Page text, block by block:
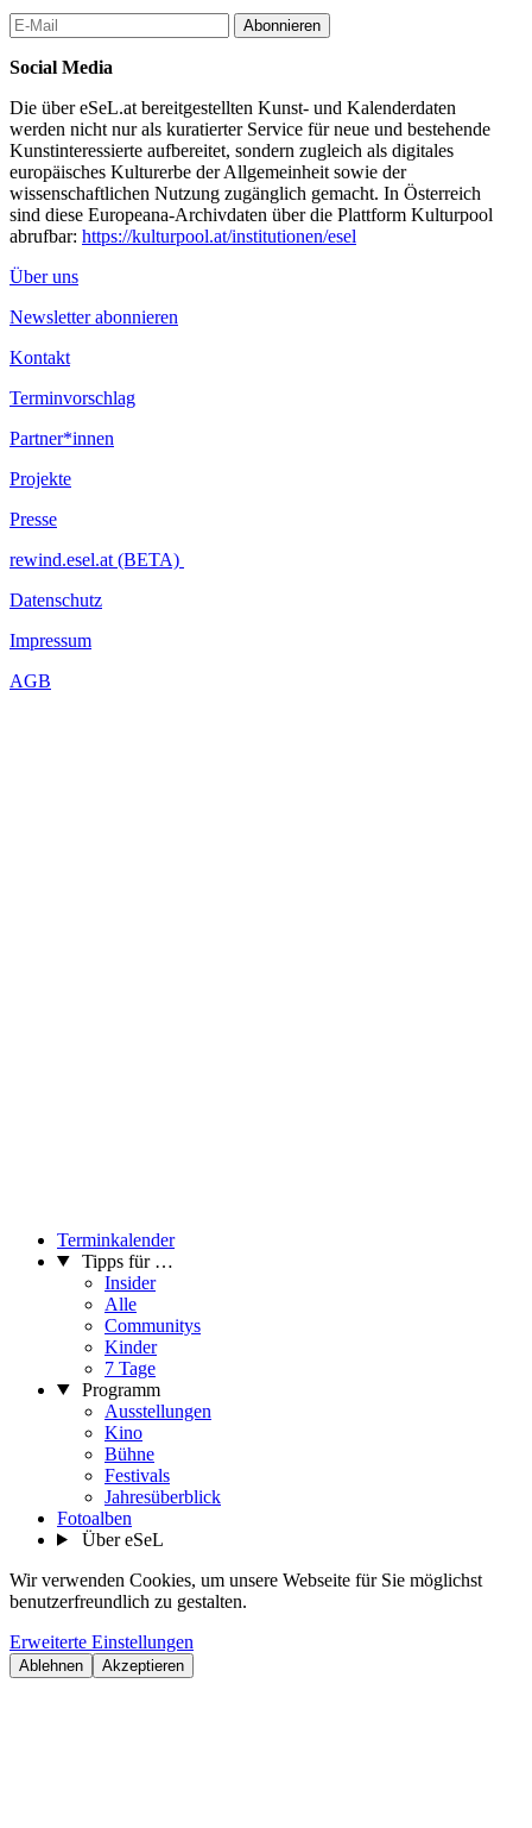
Abonnieren
Social Media
Die über eSeL.at bereitgestellten Kunst- und Kalenderdaten
werden nicht nur als kuratierter Service für neue und bestehende
Kunstinteressierte aufbereitet, sondern zugleich als digitales
europäisches Kulturerbe der Allgemeinheit sowie der
wissenschaftlichen Nutzung zugänglich gemacht. In Österreich
sind diese Europeana-Archivdaten über die Plattform Kulturpool
abrufbar: https://kulturpool.at/institutionen/esel
Über uns
Newsletter abonnieren
Kontakt
Terminvorschlag
Partner*innen
Projekte
Presse
rewind.esel.at (BETA)
Datenschutz
Impressum
AGB
Terminkalender
Tipps für …
Insider
Alle
Communitys
Kinder
7 Tage
Programm
Ausstellungen
Kino
Bühne
Festivals
Jahresüberblick
Fotoalben
Über eSeL
Wir verwenden Cookies, um unsere Webseite für Sie möglichst
benutzerfreundlich zu gestalten.
Erweiterte Einstellungen
Ablehnen Akzeptieren